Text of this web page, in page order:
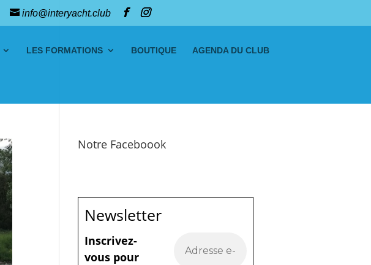
info@interyacht.club
LES FORMATIONS BOUTIQUE AGENDA DU CLUB
Notre Faceboook
Newsletter
Inscrivez-
vous pour